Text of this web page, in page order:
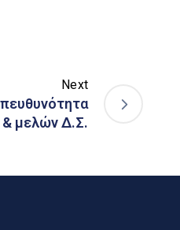
Next
μελών Δ.Σ.